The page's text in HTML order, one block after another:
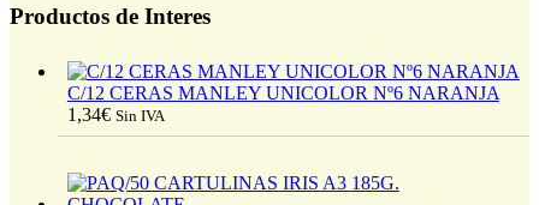
Productos de Interes
C/12 CERAS MANLEY UNICOLOR Nº6 NARANJA
1,34€ Sin IVA